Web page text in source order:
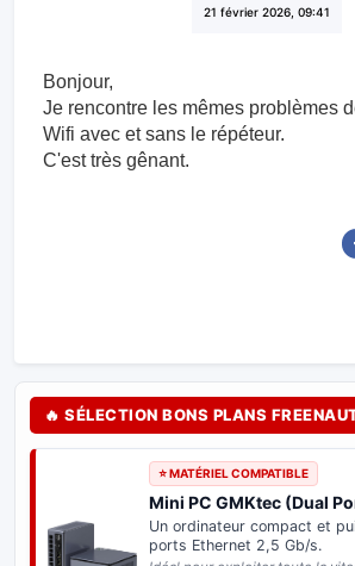
21 février 2026, 09:41
Bonjour,
Je rencontre les mêmes problèmes
Wifi avec et sans le répéteur.
C'est très gênant.
🔥 SÉLECTION BONS PLANS
⭐ MATÉRIEL COMPATIBLE
Mini PC GMKtec (Dual
Un ordinateur compact et
ports Ethernet 2,5 Gb/s.